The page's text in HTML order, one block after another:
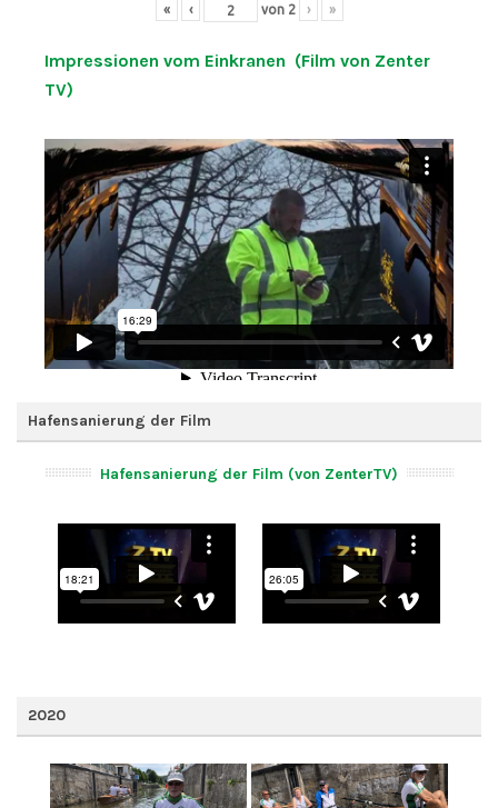
« ‹ von 2 › »
Impressionen vom Einkranen (Film von Zenter
TV)
Hafensanierung der Film
Hafensanierung der Film (von ZenterTV)
2020